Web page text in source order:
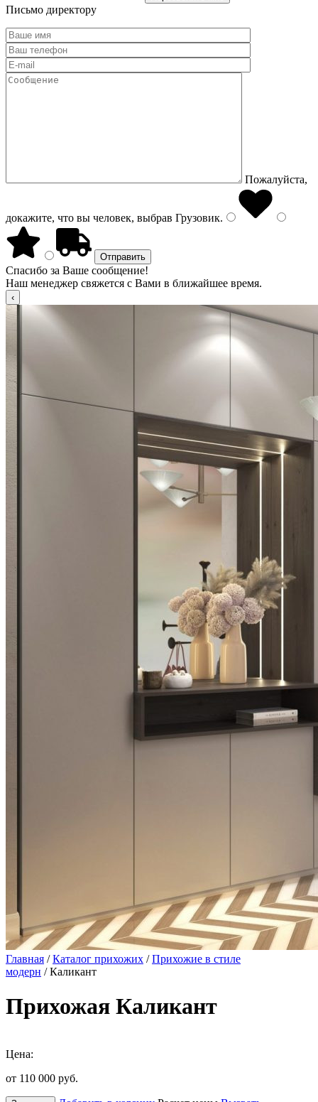
Письмо директору
Пожалуйста,
докажите, что вы человек, выбрав Грузовик.
Спасибо за Ваше сообщение!
Наш менеджер свяжется с Вами в ближайшее время.
Главная /Каталог прихожих /Прихожие в стиле
модерн / Каликант
Прихожая Каликант
Цена:
от 110 000 руб.